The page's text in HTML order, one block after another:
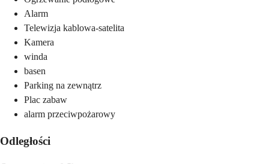
Alarm
Telewizja kablowa-satelita
Kamera
winda
basen
Parking na zewnątrz
Plac zabaw
alarm przeciwpożarowy
Odległości